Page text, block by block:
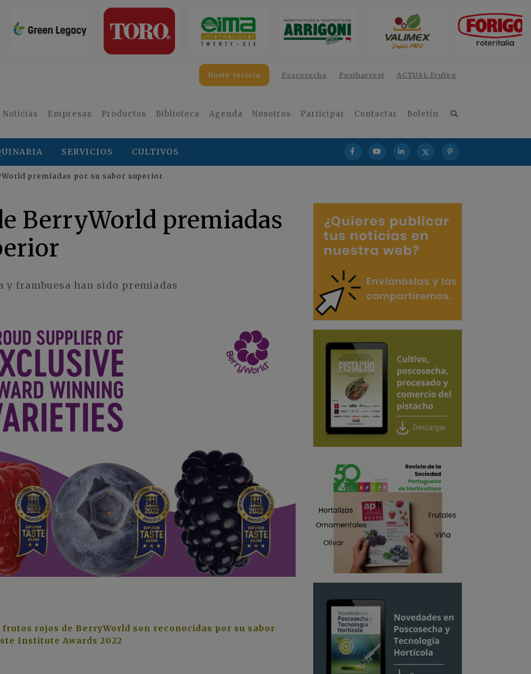
Hazte socio/a Poscosecha Postharvest ACTUAL FruVeg
Noticias Empresas Productos Biblioteca Agenda Nosotros Participar Contactar Boletín
SERVICIOS CULTIVOS
premiadas por su sabor superior
BerryWorld premiadas
y frambuesa han sido premiadas
rojos de BerryWorld son reconocidas por su sabor
Institute Awards 2022